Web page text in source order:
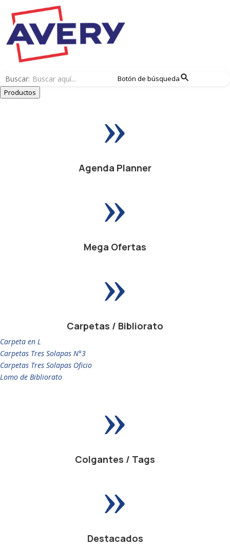
Buscar:
Botón de búsqueda
Productos
»
Agenda Planner
»
Mega Ofertas
»
Carpetas / Bibliorato
Carpeta en L
Carpetas Tres Solapas N°3
Carpetas Tres Solapas Oficio
Lomo de Bibliorato
»
Colgantes / Tags
»
Destacados